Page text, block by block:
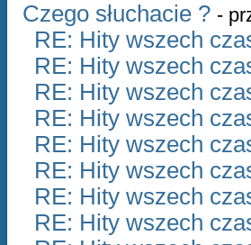
Czego słuchacie ? -
RE: Hity wszech
RE: Hity wszech
RE: Hity wszech
RE: Hity wszech
RE: Hity wszech
RE: Hity wszech
RE: Hity wszech
RE: Hity wszech